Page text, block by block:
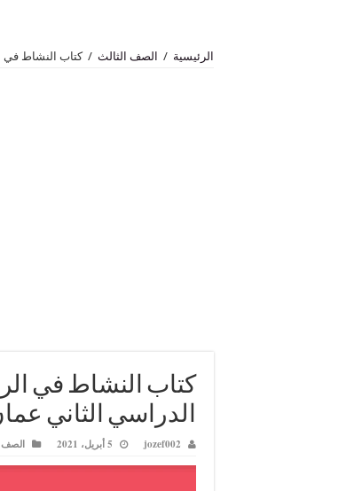
الرئيسية / الصف الثالث / كتاب النشاط في
كتاب النشاط في
الدراسي الثاني
jozef002 5 أبريل، 2021 الصف